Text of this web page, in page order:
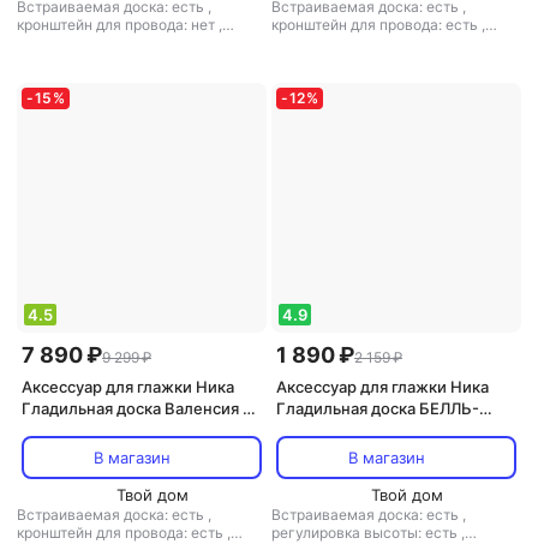
Встраиваемая доска: есть ,
кронштейн для провода: нет ,
Встраиваемая доска: есть ,
кронштейн для провода: есть ,
-15 %
4.5
7 890 ₽9 299 ₽
Аксессуар для глажки Ника
Гладильная доска Валенсия 2
В магазин
Твой дом
Встраиваемая доска: есть ,
кронштейн для провода: есть ,
-12%
4.9
1 890 ₽2 159 ₽
Аксессуар для глажки Ника
Гладильная доска БЕЛЛЬ-
В магазин
Твой дом
Встраиваемая доска: есть ,
регулировка высоты: есть ,